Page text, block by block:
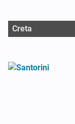
Creta